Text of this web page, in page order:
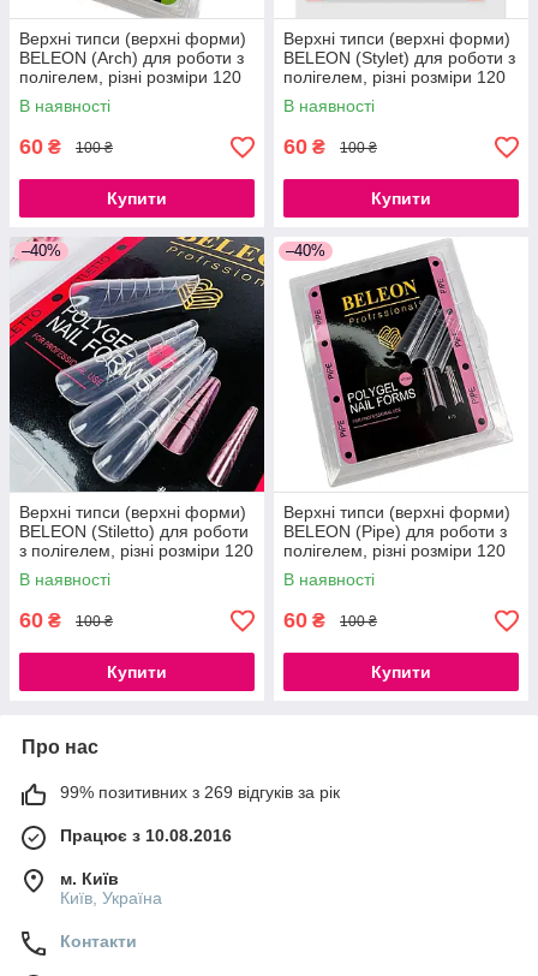
Верхні типси (верхні форми)
BELEON (Arch) для роботи з
полігелем, різні розміри 120
шт
В наявності
60 ₴ 100 ₴
Купити
Верхні типси (верхні форми)
BELEON (Stylet) для роботи з
полігелем, різні розміри 120
шт
В наявності
60 ₴ 100 ₴
Купити
–40%
Верхні типси (верхні форми)
BELEON (Stiletto) для роботи
з полігелем, різні розміри 120
шт
В наявності
60 ₴ 100 ₴
Купити
–40%
Верхні типси (верхні форми)
BELEON (Pipe) для роботи з
полігелем, різні розміри 120
шт
В наявності
60 ₴ 100 ₴
Купити
Про нас
99% позитивних з 269 відгуків за рік
Працює з 10.08.2016
м. Київ
Київ, Україна
Контакти